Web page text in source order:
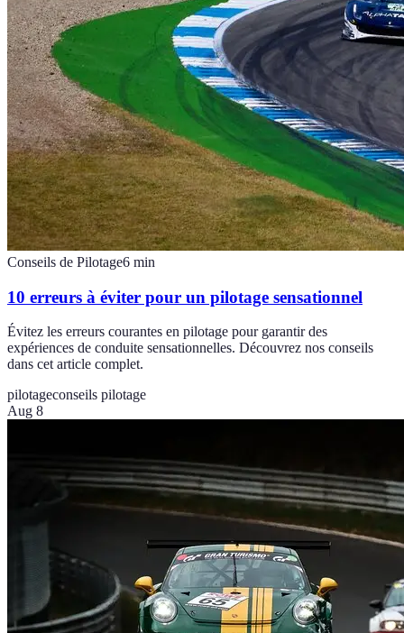
Conseils de Pilotage6 min
10 erreurs à éviter pour un pilotage sensationnel
Évitez les erreurs courantes en pilotage pour garantir des
expériences de conduite sensationnelles. Découvrez nos conseils
dans cet article complet.
pilotageconseils pilotage
Aug 8